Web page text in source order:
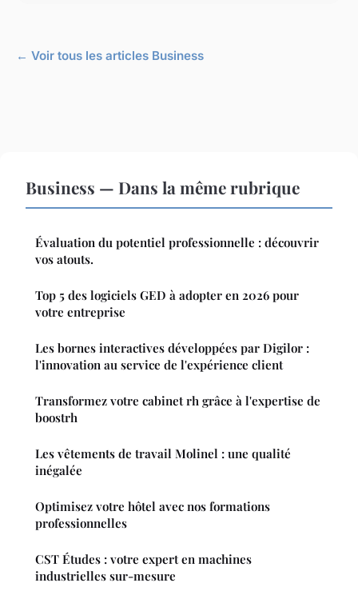
← Voir tous les articles Business
Business — Dans la même rubrique
Évaluation du potentiel professionnelle : découvrir
vos atouts.
Top 5 des logiciels GED à adopter en 2026 pour
votre entreprise
Les bornes interactives développées par Digilor :
l'innovation au service de l'expérience client
Transformez votre cabinet rh grâce à l'expertise de
boostrh
Les vêtements de travail Molinel : une qualité
inégalée
Optimisez votre hôtel avec nos formations
professionnelles
CST Études : votre expert en machines
industrielles sur-mesure